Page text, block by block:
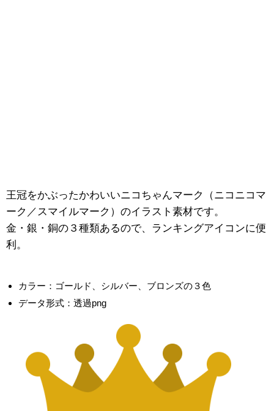
王冠をかぶったかわいいニコちゃんマーク（ニコニコマ
ーク／スマイルマーク）のイラスト素材です。
金・銀・銅の３種類あるので、ランキングアイコンに便
利。
カラー：ゴールド、シルバー、ブロンズの３色
データ形式：透過png